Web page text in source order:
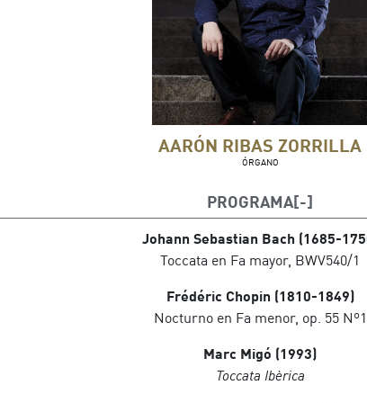
AARÓN RIBAS ZORRILLA
ÓRGANO
PROGRAMA
Johann Sebastian Bach (1685-
Toccata en Fa mayor, BWV540/1
Frédéric Chopin (1810-1849)
Nocturno en Fa menor, op. 55 Nº1
Marc Migó (1993)
Toccata Ibèrica